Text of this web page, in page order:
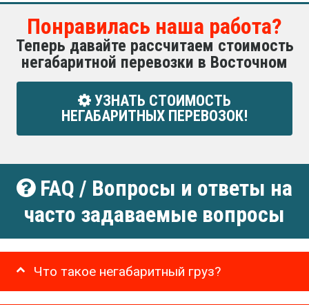
Понравилась наша работа?
Теперь давайте рассчитаем стоимость
негабаритной перевозки в Восточном
УЗНАТЬ СТОИМОСТЬ
НЕГАБАРИТНЫХ ПЕРЕВОЗОК!
FAQ / Вопросы и ответы на
часто задаваемые вопросы
Что такое негабаритный груз?